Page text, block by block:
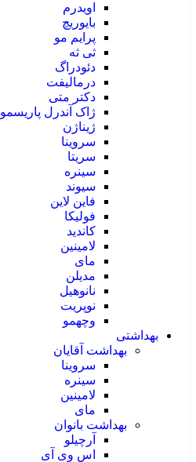
اویدرم
بایوریچ
پرایم مو
ثی ثه
دئودراگ
درمالیفت
دکتر متی
ژاک آندرل پاریسمو
ژیناژن
سروینا
سریتا
سینره
سیوند
فاین لاین
فولیکا
کاندید
لامینین
مای
مدیلن
نانوهیل
نوپریت
وچهمو
بهداشتی
بهداشت آقایان
سروینا
سینره
لامینین
مای
بهداشت بانوان
آرچیلو
اس وی آی